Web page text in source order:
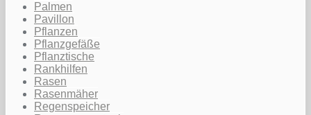
Palmen
Pavillon
Pflanzen
Pflanzgefäße
Pflanztische
Rankhilfen
Rasen
Rasenmäher
Regenspeicher